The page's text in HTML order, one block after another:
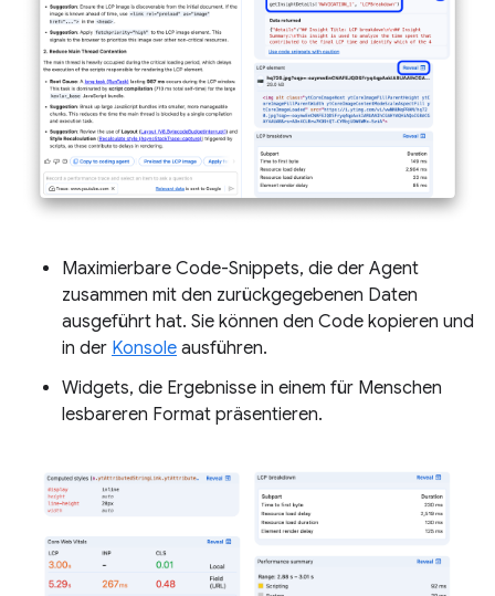
Maximierbare Code-Snippets, die der Agent
zusammen mit den zurückgegebenen Daten
ausgeführt hat. Sie können den Code kopieren und
in der Konsole ausführen.
Widgets, die Ergebnisse in einem für Menschen
lesbareren Format präsentieren.